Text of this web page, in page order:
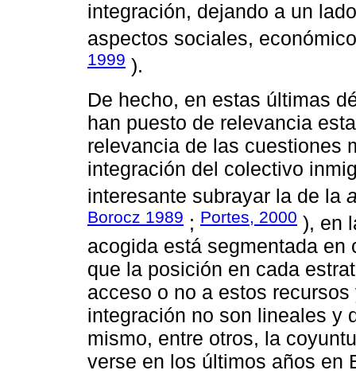
integración, dejando a un
aspectos sociales,
1999 ).
De hecho, en estas últimas
han puesto de relevancia
relevancia de las cuestiones
integración del colectivo
interesante subrayar la de la
Borocz 1989 ; Portes, 2000 ), en
acogida está segmentada
que la posición en cada
acceso o no a estos
integración no son lineales y
mismo, entre otros, la
verse en los últimos años en